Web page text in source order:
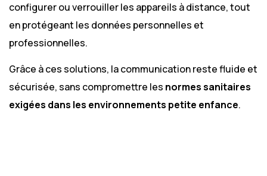
configurer ou verrouiller les appareils à distance, tout
en protégeant les données personnelles et
professionnelles.
Grâce à ces solutions, la communication reste fluide et
sécurisée, sans compromettre les normes sanitaires
exigées dans les environnements petite enfance.